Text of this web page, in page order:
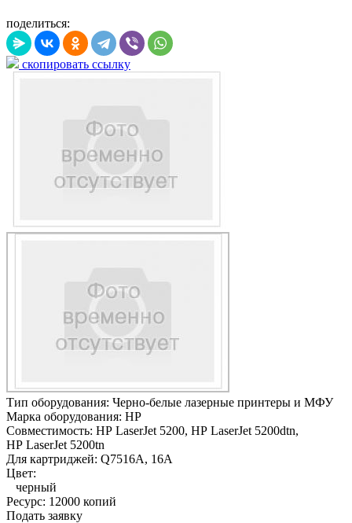
поделиться:
скопировать ссылку
Тип оборудования: Черно-белые лазерные принтеры и МФУ
Марка оборудования: HP
Совместимость: HP LaserJet 5200, HP LaserJet 5200dtn,
HP LaserJet 5200tn
Для картриджей: Q7516A, 16A
Цвет:
черный
Ресурс: 12000 копий
Подать заявку